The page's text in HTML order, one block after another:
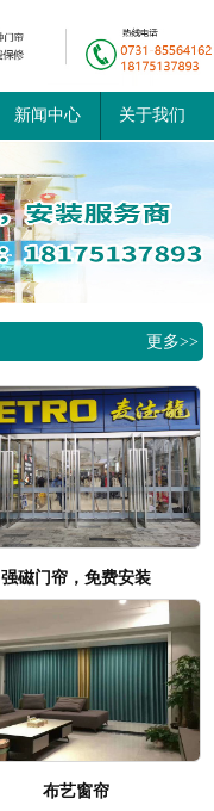
新闻中心 关于我们
更多>>
强磁门帘，免费安装
布艺窗帘